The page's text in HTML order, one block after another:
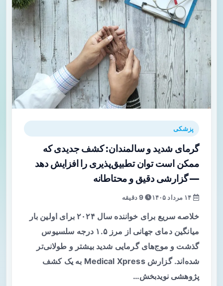
پزشکی
گرمای شدید و سالمندان: کشف جدیدی که
ممکن است توان تطبیق‌پذیری را افزایش دهد
— گزارشی دقیق و محتاطانه
9 دقیقه
خلاصه سریع برای خواننده سال ۲۰۲۴ برای اولین بار
میانگین دمای جهانی از مرز ۱.۵ درجه سلسیوس
گذشت و موج‌های گرمایی شدید بیشتر و طولانی‌تر
شده‌اند. گزارش Medical Xpress به یک کشف
پژوهشی نویدبخش…